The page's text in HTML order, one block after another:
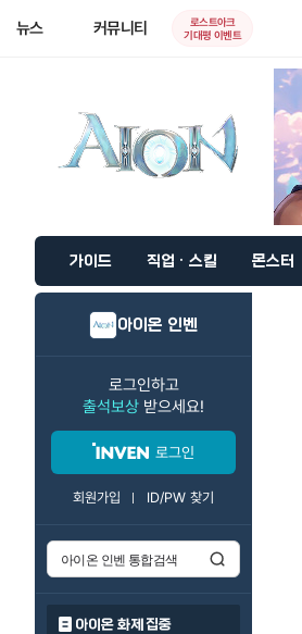
뉴스 커뮤니티
로스트아크
기대평 이벤트
가이드 직업 · 스킬 몬스터
아이온 인벤
로그인하고
출석보상 받으세요!
로그인
회원가입 ID/PW 찾기
아이온 화제 집중